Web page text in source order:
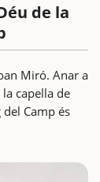
de la
Miró. Anar a
capella de
Camp és